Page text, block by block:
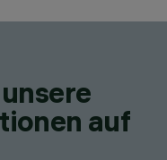
auf